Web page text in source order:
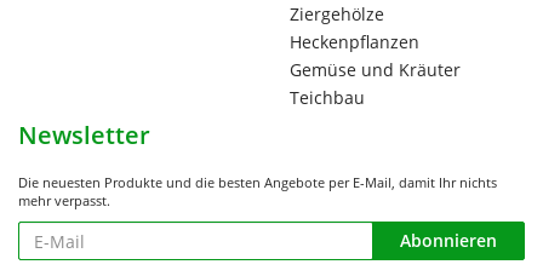
Ziergehölze
Heckenpflanzen
Gemüse und Kräuter
Teichbau
Newsletter
Die neuesten Produkte und die besten Angebote per E-Mail, damit Ihr nichts
mehr verpasst.
Newsletter Abonnieren